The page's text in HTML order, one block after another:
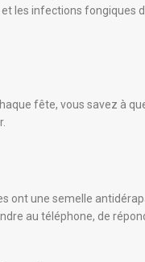
les infections fongiques
fête, vous savez à
ont une semelle
au téléphone, de